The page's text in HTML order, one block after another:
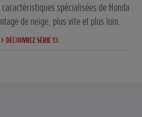
spécialisées de Honda
de neige, plus vite et plus loin.
DÉCOUVREZ SÉRIE 13.